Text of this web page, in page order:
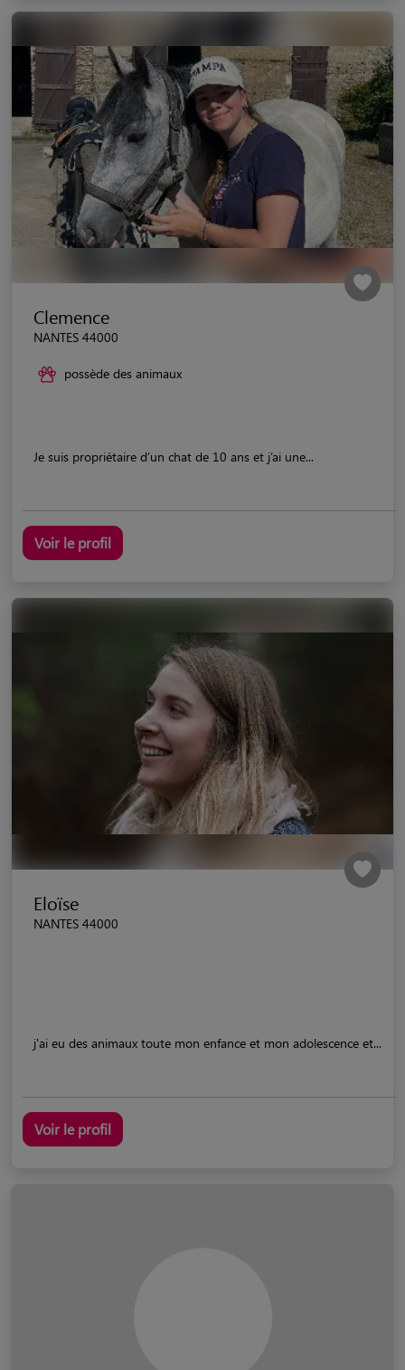
Clemence
NANTES 44000
possède des animaux
Je suis propriétaire d’un chat de 10 ans et j’ai une...
Voir le profil
Eloïse
NANTES 44000
j'ai eu des animaux toute mon enfance et mon adolescence et...
Voir le profil